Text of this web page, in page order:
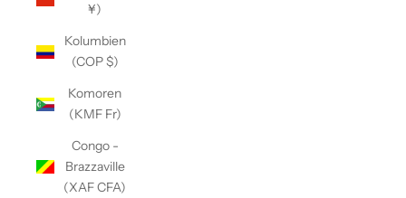
¥)
Kolumbien
(COP $)
Komoren
(KMF Fr)
Congo -
Brazzaville
(XAF CFA)